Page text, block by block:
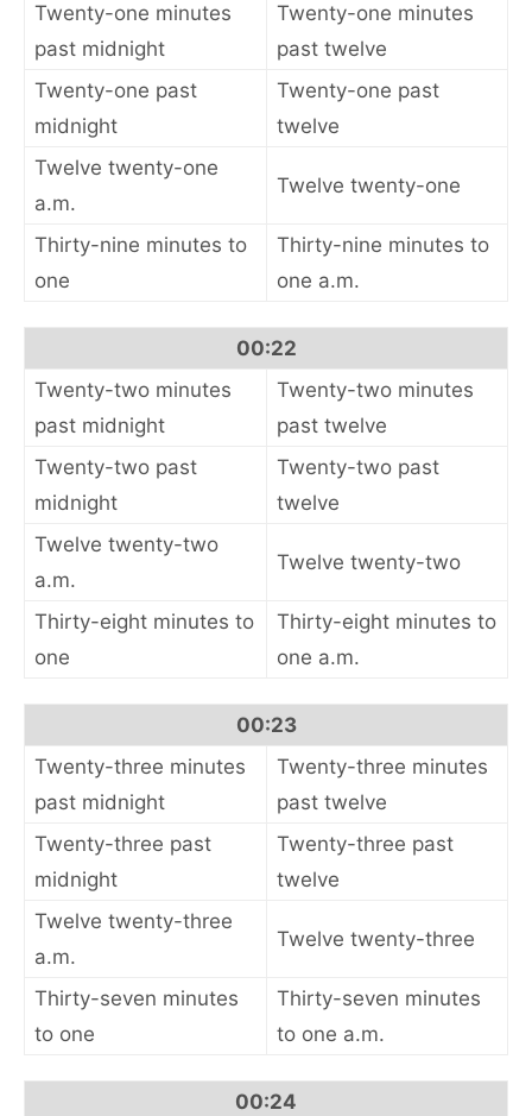
Twenty-one minutes
past midnight
Twenty-one minutes
past twelve
Twenty-one past
midnight
Twenty-one past
twelve
Twelve twenty-one
a.m.
Twelve twenty-one
Thirty-nine minutes to
one
Thirty-nine minutes to
one a.m.
00:22
Twenty-two minutes
past midnight
Twenty-two minutes
past twelve
Twenty-two past
midnight
Twenty-two past
twelve
Twelve twenty-two
a.m.
Twelve twenty-two
Thirty-eight minutes to
one
Thirty-eight minutes to
one a.m.
00:23
Twenty-three minutes
past midnight
Twenty-three minutes
past twelve
Twenty-three past
midnight
Twenty-three past
twelve
Twelve twenty-three
a.m.
Twelve twenty-three
Thirty-seven minutes
to one
Thirty-seven minutes
to one a.m.
00:24